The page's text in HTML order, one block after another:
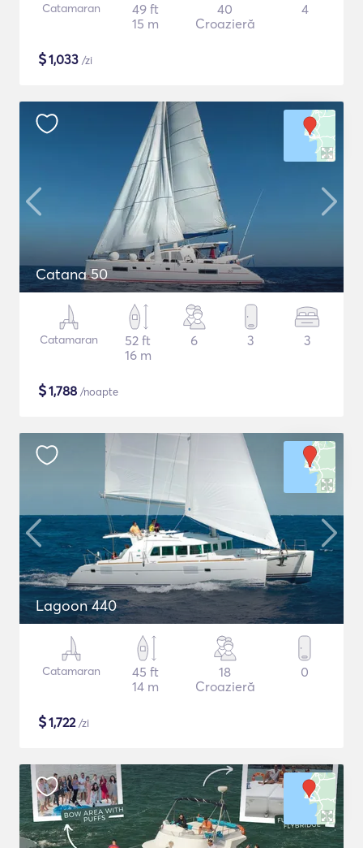
Catamaran
49 ft
15 m
40
Croazieră
4
$1,033 /zi
Catana 50
Catamaran
52 ft
16 m
6 3 3
$1,788 /noapte
Lagoon 440
Catamaran
45 ft
14 m
18
Croazieră
0
$1,722/zi